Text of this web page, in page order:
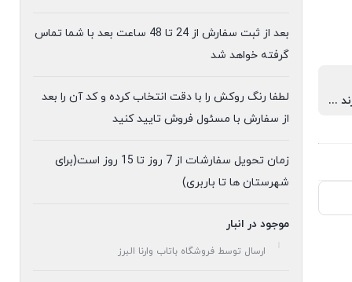
4 ساله از برند هلگر
بعد از ثبت سفارش از 24 تا 48 ساعت بعد با شما تماس
گرفته خواهد شد
لطفا رنگ روکش را با دقت انتخاب کرده و کد آن را بعد
از سفارش با مسئول فروش تایید کنید
زمان تحویل سفارشات از 7 روز تا 15 روز است(برای
شهرستان ها تا باربری)
موجود در انبار
ارسال توسط فروشگاه باتاب وارنا البرز